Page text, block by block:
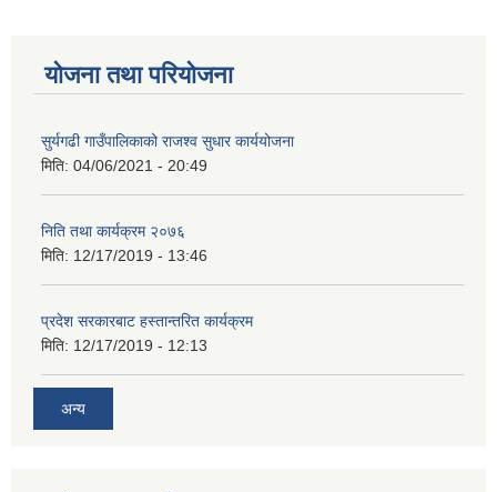
योजना तथा परियोजना
सुर्यगढी गाउँपालिकाको राजश्व सुधार कार्ययोजना
मिति: 04/06/2021 - 20:49
निति तथा कार्यक्रम २०७६
मिति: 12/17/2019 - 13:46
प्रदेश सरकारबाट हस्तान्तरित कार्यक्रम
मिति: 12/17/2019 - 12:13
अन्य